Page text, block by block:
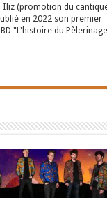
Iliz (promotion du
en 2022 son premier
"L'histoire du Pèlerinage